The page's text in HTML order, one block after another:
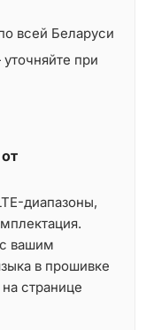
всей Беларуси
при
диапазоны,
вашим
в прошивке
странице